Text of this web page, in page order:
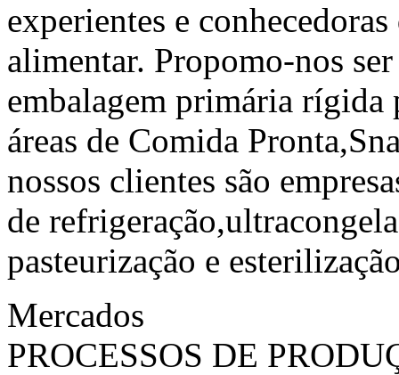
experientes e
alimentar. Propomo-nos
embalagem primária rígida
áreas de Comida
nossos clientes são
de
pasteurização e
Mercados
PROCESSOS DE